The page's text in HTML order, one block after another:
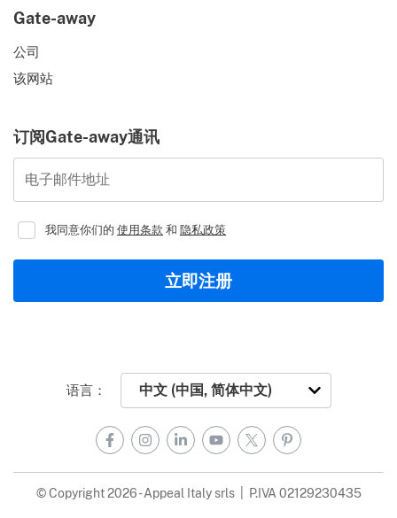
Gate-away
公司
该网站
订阅Gate-away通讯
电子邮件地址
我同意你们的 使用条款 和 隐私政策
立即注册
语言：
FacebookInstagram
LinkedInYouTube
X Pinterest
© Copyright 2026 - Appeal Italy srls | P.IVA 02129230435